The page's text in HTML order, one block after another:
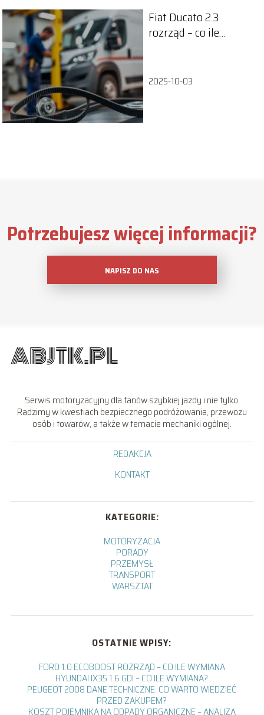
Fiat Ducato 2.3
rozrząd – co ile
2025-10-03
Potrzebujesz więcej informacji?
NAPISZ DO NAS
Serwis motoryzacyjny dla fanów szybkiej jazdy i nie tylko.
Radzimy w kwestiach bezpiecznego podróżowania, przewozu
osób i towarów, a także w temacie mechaniki ogólnej.
REDAKCJA
KONTAKT
KATEGORIE:
MOTORYZACJA
PORADY
PRZEMYSŁ
TRANSPORT
WARSZTAT
OSTATNIE WPISY:
FORD 1.0 ECOBOOST ROZRZĄD – CO ILE WYMIANA
HYUNDAI IX35 1.6 GDI – CO ILE WYMIANA?
PEUGEOT 2008 DANE TECHNICZNE: CO WARTO WIEDZIEĆ
PRZED ZAKUPEM?
KOSZT POJEMNIKA NA ODPADY ORGANICZNE – ANALIZA